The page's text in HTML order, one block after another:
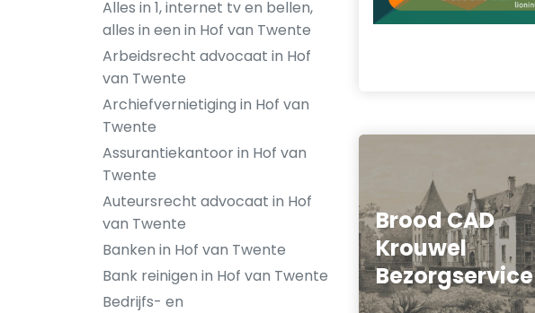
Alles in 1, internet tv en bellen,
alles in een in Hof van Twente
Arbeidsrecht advocaat in Hof
van Twente
Archiefvernietiging in Hof van
Twente
Assurantiekantoor in Hof van
Twente
Auteursrecht advocaat in Hof
van Twente
Banken in Hof van Twente
Bank reinigen in Hof van Twente
Bedrijfs- en
Brood CAD
Krouwel
Bezorgservice